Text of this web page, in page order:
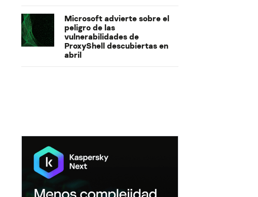
Microsoft advierte sobre el
peligro de las
vulnerabilidades de
ProxyShell descubiertas en
abril